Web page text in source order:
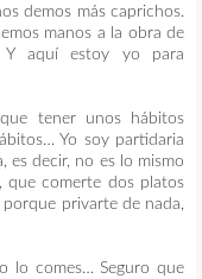
demos más caprichos.
manos a la obra de
Y aquí estoy yo para
tener unos hábitos
Yo soy partidaria
es decir, no es lo mismo
que comerte dos platos
privarte de nada,
lo comes… Seguro que